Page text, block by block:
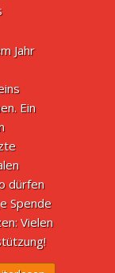
Jahr
Ein
dürfen
Spende
Vielen